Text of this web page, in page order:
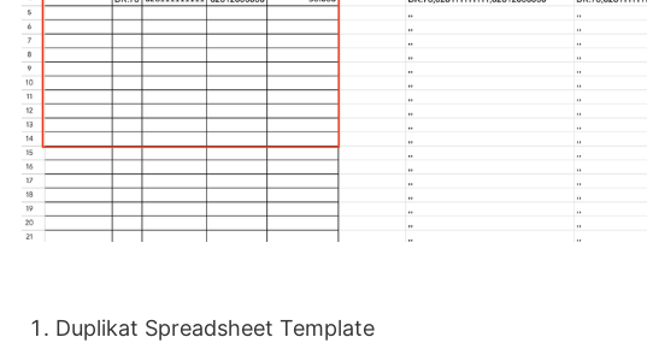
Duplikat Spreadsheet Template